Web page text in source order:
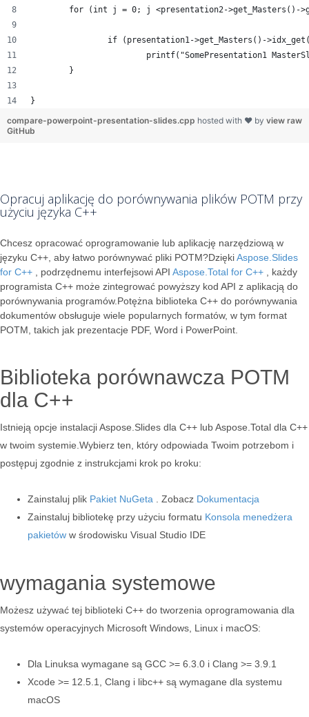
for (int j = 0; j <presentation2->get_Masters()-
if (presentation1->get_Masters()-
printf("SomePresentation1
	}
}
view raw
compare-powerpoint-presentation-slides.cpp hosted with ❤ by
GitHub
Opracuj aplikację do porównywania plików POTM przy
użyciu języka C++
Chcesz opracować oprogramowanie lub aplikację narzędziową w
języku C++, aby łatwo porównywać pliki POTM?DziękiAspose.Slides
for C++ , podrzędnemu interfejsowi API Aspose.Total for C++ , każdy
programista C++ może zintegrować powyższy kod API z aplikacją do
porównywania programów.Potężna biblioteka C++ do porównywania
dokumentów obsługuje wiele popularnych formatów, w tym format
POTM, takich jak prezentacje PDF, Word i PowerPoint.
Biblioteka porównawcza POTM
dla C++
Istnieją opcje instalacji Aspose.Slides dla C++ lub Aspose.Total dla C++
w twoim systemie.Wybierz ten, który odpowiada Twoim potrzebom i
postępuj zgodnie z instrukcjami krok po kroku:
Zainstaluj plik Pakiet NuGeta . Zobacz Dokumentacja
Zainstaluj bibliotekę przy użyciu formatu Konsola menedżera
pakietów w środowisku Visual Studio IDE
wymagania systemowe
Możesz używać tej biblioteki C++ do tworzenia oprogramowania dla
systemów operacyjnych Microsoft Windows, Linux i macOS:
Dla Linuksa wymagane są GCC >= 6.3.0 i Clang >= 3.9.1
Xcode >= 12.5.1, Clang i libc++ są wymagane dla systemu
macOS